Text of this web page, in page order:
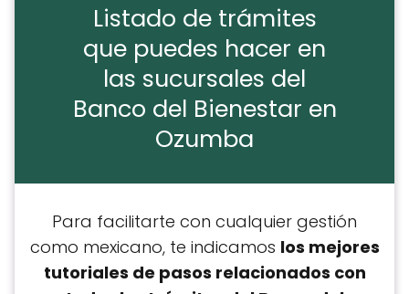
Listado de trámites
que puedes hacer en
las sucursales del
Banco del Bienestar en
Ozumba
Para facilitarte con cualquier gestión
como mexicano, te indicamos los mejores
tutoriales de pasos relacionados con